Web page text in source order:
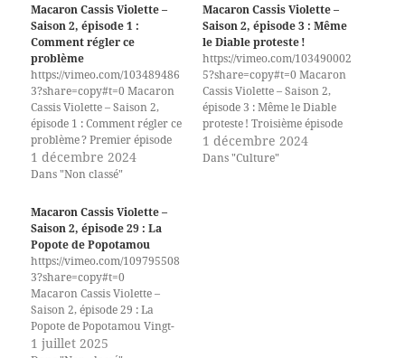
Macaron Cassis Violette –
Saison 2, épisode 1 :
Comment régler ce
problème
https://vimeo.com/103489486
3?share=copy#t=0 Macaron
Cassis Violette – Saison 2,
épisode 1 : Comment régler ce
problème ? Premier épisode
de la saison 2 de Macaron
Cassis Violette, diffusé
Twitch Sorcenouille lors de
la
Revue de presse des chapoule
s du 28 octobre 2024. Plus de
3 000 postes vacants dans
l'Éducation nationale,
comment vont faire les
ministres De Tout et…
1 décembre 2024
Dans "Non classé"
Macaron Cassis Violette –
Saison 2, épisode 3 : Même
le Diable proteste !
https://vimeo.com/103490002
5?share=copy#t=0 Macaron
Cassis Violette – Saison 2,
épisode 3 : Même le Diable
proteste ! Troisième épisode
de la saison 2 de
Macarons Cassis Violette,
1 décembre 2024
Dans "Culture"
Macaron Cassis Violette –
Saison 2, épisode 29 : La
Popote de Popotamou
https://vimeo.com/109795508
3?share=copy#t=0
Macaron Cassis Violette –
Saison 2, épisode 29 : La
Popote de Popotamou Vingt-
neuvième épisode de la
1 juillet 2025